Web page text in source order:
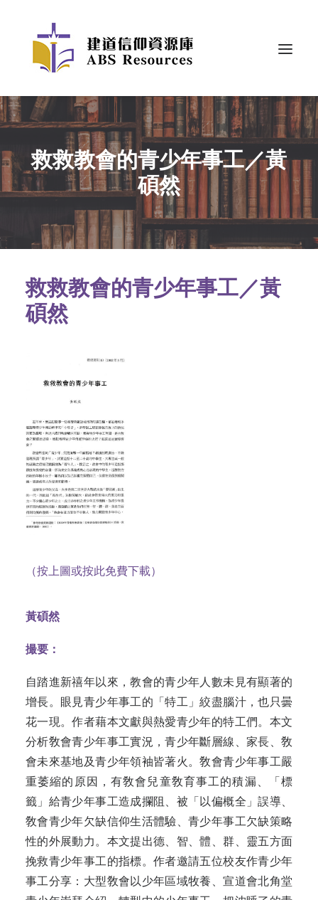
救救教會的青少年事工／黃
碩然
救救教會的青少年事工／黃
碩然
（按上圖或按此免費下載）
黃碩然
撮要：
自踏進新禧年以來，教會的青少年人數未見有顯著的
增長。 眼見青少年事工的「特工」絞盡腦汁，也只曇
花一現。作者藉本文獻與熱愛青少年的特工們。本文
分析敎會青少年事工實況，青少年斷層線、家長、敎
會未來基地及青少年領袖皆著火。敎會青少年事工嚴
重萎縮的原因，有敎會兒童敎育事工的積漏、
「標
籤」給青少年事工造成攔阻、 被「以偏概全」誤導、
敎會青少年欠缺信仰生活體驗、青少年事工欠缺策略
性的外展動力。本文提出德、智、體、群、 靈五方面
挽救青少年事工的指標。作者邀請五位校友作青少年
事工分享：大型敎會以少年區域牧養 、宣道會北角堂